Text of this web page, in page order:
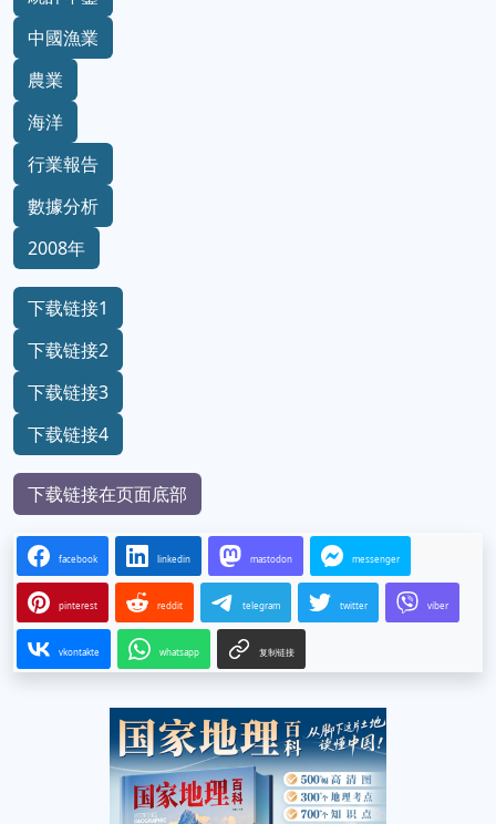
中國漁業
農業
海洋
行業報告
數據分析
2008年
下载链接1
下载链接2
下载链接3
下载链接4
下载链接在页面底部
facebook linkedin mastodon messenger
pinterest reddit telegram twitter viber
vkontakte whatsapp 复制链接